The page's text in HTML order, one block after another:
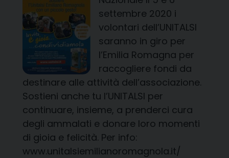
settembre 2020 i
volontari dell’UNITALSI
saranno in giro per
l’Emilia Romagna per
raccogliere fondi da
destinare alle attività dell’associazione.
Sostieni anche tu l’UNITALSI per
continuare, insieme, a prenderci cura
degli ammalati e donare loro momenti
di gioia e felicità. Per info:
www.unitalsiemilianoromagnola.it/